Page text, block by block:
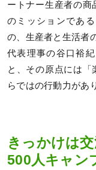
ートナー生産者の商
のミッションであ
の、生産者と生活者
代表理事の谷口裕
と、その原点には
らではの行動力があ
きっかけは
500人キャン